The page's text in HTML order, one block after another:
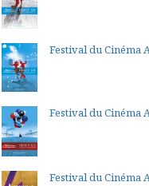
Festival du Cinéma
Festival du Cinéma
Festival du Cinéma